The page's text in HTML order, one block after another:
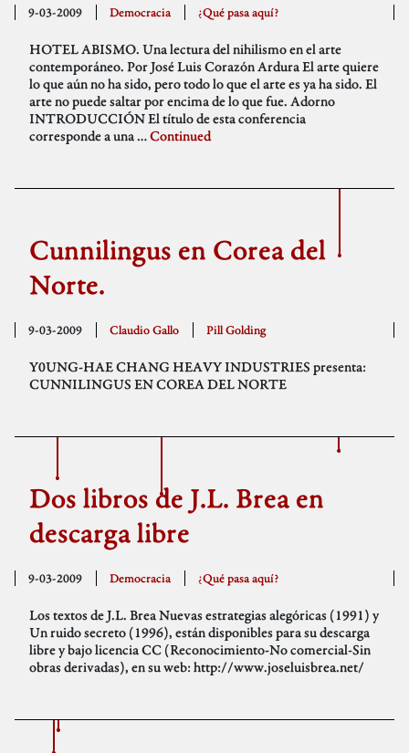
9-03-2009 Democracia ¿Qué pasa aquí?
HOTEL ABISMO. Una lectura del nihilismo en el arte
contemporáneo. Por José Luis Corazón Ardura El arte quiere
lo que aún no ha sido, pero todo lo que el arte es ya ha sido. El
arte no puede saltar por encima de lo que fue. Adorno
INTRODUCCIÓN El título de esta conferencia
corresponde a una …Continued
Cunnilingus en Corea del
Norte.
9-03-2009 Claudio Gallo Pill Golding
Y0UNG-HAE CHANG HEAVY INDUSTRIES presenta:
CUNNILINGUS EN COREA DEL NORTE
Dos libros de J.L. Brea en
descarga libre
9-03-2009 Democracia ¿Qué pasa aquí?
Los textos de J.L. Brea Nuevas estrategias alegóricas (1991) y
Un ruido secreto (1996), están disponibles para su descarga
libre y bajo licencia CC (Reconocimiento-No comercial-Sin
obras derivadas), en su web: http://www.joseluisbrea.net/